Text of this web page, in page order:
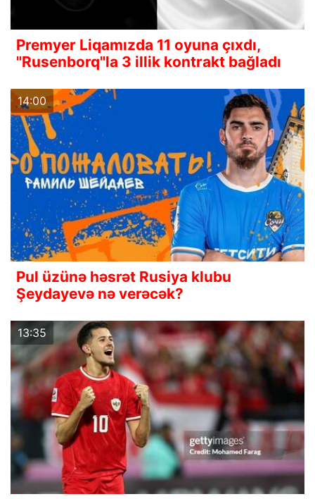
Premyer Liqamızda 11 oyuna çıxdı,
"Rusenborq"la 3 illik kontrakt bağladı
14:00
Pul üzünə həsrət Rusiya klubu
Şeydayevə nə verəcək?
13:35